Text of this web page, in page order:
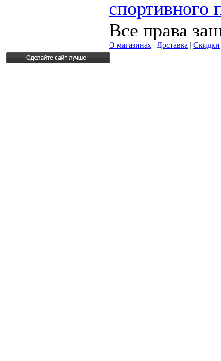
спортивного
Все права
О магазинах | Доставка | Скидки